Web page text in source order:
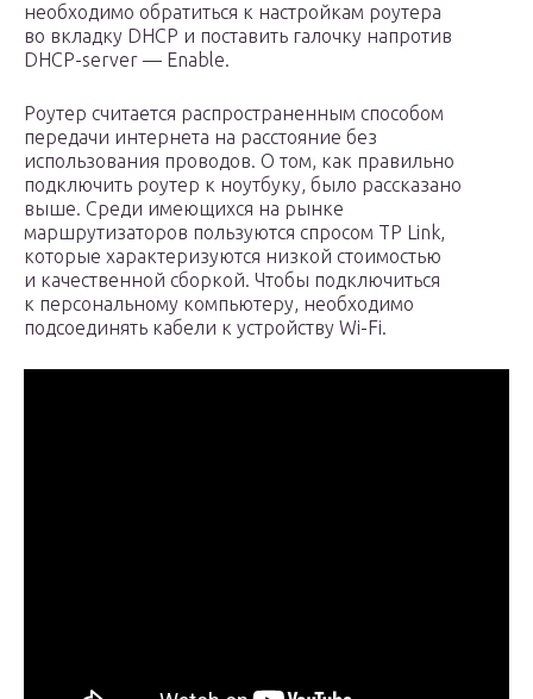
необходимо обратиться к настройкам роутера
во вкладку DHCP и поставить галочку напротив
DHCP-server — Enable.
Роутер считается распространенным способом
передачи интернета на расстояние без
использования проводов. О том, как правильно
подключить роутер к ноутбуку, было рассказано
выше. Среди имеющихся на рынке
маршрутизаторов пользуются спросом TP Link,
которые характеризуются низкой стоимостью
и качественной сборкой. Чтобы подключиться
к персональному компьютеру, необходимо
подсоединять кабели к устройству Wi-Fi.